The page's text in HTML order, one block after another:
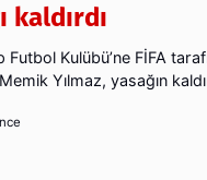
kaldırdı
Futbol Kulübü’ne FİFA
Yılmaz, yasağın